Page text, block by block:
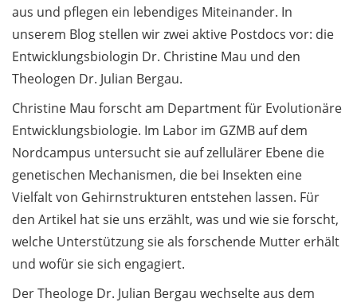
HR Department (in
German)
Einladung: Digitale
Info-Veranstaltung am
17. März 2026 /
Invitation: Digital
University
Administration –
Information Event on
17 March 2026
Allgemein /
General 1.3
aus und pflegen ein lebendiges Miteinander. In
unserem Blog stellen wir zwei aktive Postdocs vor: die
Entwicklungsbiologin Dr. Christine Mau und den
Theologen Dr. Julian Bergau.
Christine Mau forscht am Department für Evolutionäre
Entwicklungsbiologie. Im Labor im GZMB auf dem
Nordcampus untersucht sie auf zellulärer Ebene die
genetischen Mechanismen, die bei Insekten eine
Vielfalt von Gehirnstrukturen entstehen lassen. Für
den Artikel hat sie uns erzählt, was und wie sie forscht,
welche Unterstützung sie als forschende Mutter erhält
und wofür sie sich engagiert.
Der Theologe Dr. Julian Bergau wechselte aus dem